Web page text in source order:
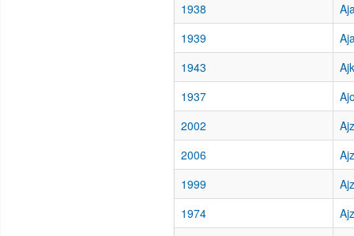
1938
1939
1943
1937
2002
2006
1999
1974